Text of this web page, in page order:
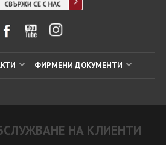
ФИРМЕНИ ДОКУМЕНТИ
НА КЛИЕНТИ